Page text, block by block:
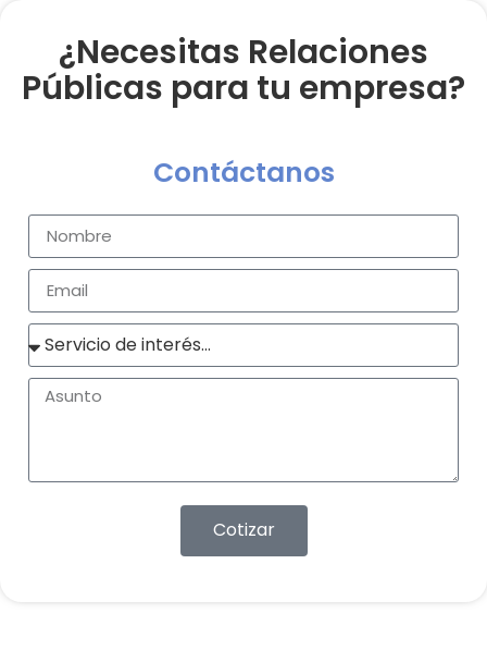
¿Necesitas Relaciones
Públicas para tu empresa?
Contáctanos
Cotizar